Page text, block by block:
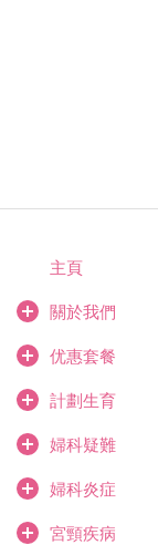
主頁
關於我們
优惠套餐
計劃生育
婦科疑難
婦科炎症
宮頸疾病